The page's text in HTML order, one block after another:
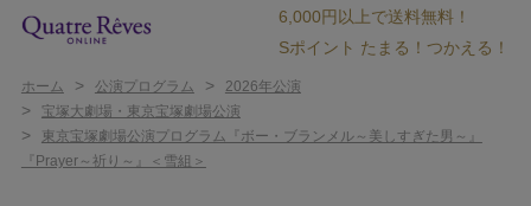
6,000円以上で送料無料！
Sポイント たまる！つかえる！
ホーム > 公演プログラム > 2026年公演
> 宝塚大劇場・東京宝塚劇場公演
>
東京宝塚劇場公演プログラム『ボー・ブランメル～美しすぎた男～』
『Prayer～祈り～』＜雪組＞